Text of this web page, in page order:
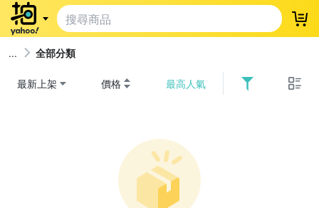
登
全部分類
最新上架 價格 最高人氣